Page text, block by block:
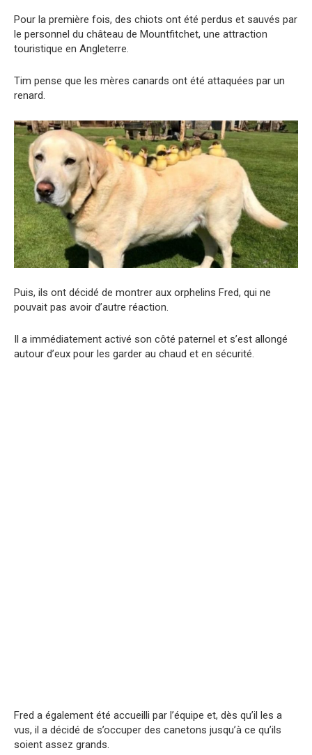
Pour la première fois, des chiots ont été perdus et sauvés par
le personnel du château de Mountfitchet, une attraction
touristique en Angleterre.
Tim pense que les mères canards ont été attaquées par un
renard.
Puis, ils ont décidé de montrer aux orphelins Fred, qui ne
pouvait pas avoir d’autre réaction.
Il a immédiatement activé son côté paternel et s’est allongé
autour d’eux pour les garder au chaud et en sécurité.
Fred a également été accueilli par l’équipe et, dès qu’il les a
vus, il a décidé de s’occuper des canetons jusqu’à ce qu’ils
soient assez grands.